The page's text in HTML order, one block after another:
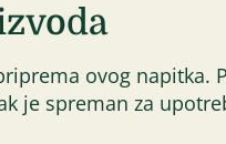
ovog
je spreman za